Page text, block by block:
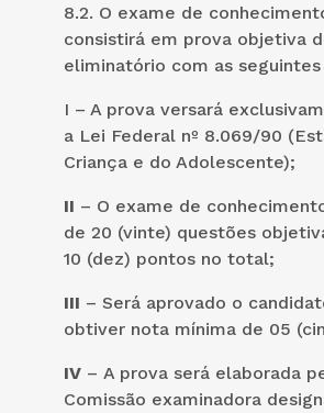
8.2. O exame de
consistirá em prova objetiva
eliminatório com as seguintes
I – A prova versará
a Lei Federal nº 8.069/90
Criança e do Adolescente);
II – O exame de
de 20 (vinte) questões
10 (dez) pontos no total;
III – Será aprovado o
obtiver nota mínima de 05
IV – A prova será elaborada
Comissão examinadora